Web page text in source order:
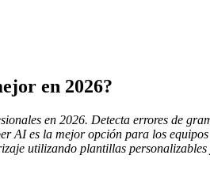
en 2026?
en 2026. Detecta errores de
AI es la mejor opción para los
utilizando plantillas